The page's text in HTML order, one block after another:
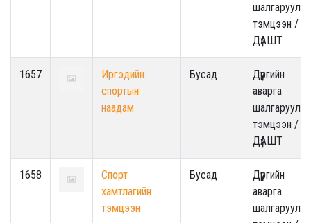
шалгаруулах
тэмцээн /
ДүАШТ
1657
Иргэдийн
спортын
наадам
Бусад
Дүүргийн
аварга
шалгаруулах
тэмцээн /
ДүАШТ
1658
Спорт
хамтлагийн
тэмцээн
Бусад
Дүүргийн
аварга
шалгаруулах